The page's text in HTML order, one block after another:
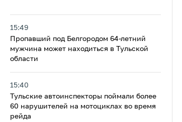
15:49
Пропавший под Белгородом 64-летний
мужчина может находиться в Тульской
области
15:40
Тульские автоинспекторы поймали более
60 нарушителей на мотоциклах во время
рейда